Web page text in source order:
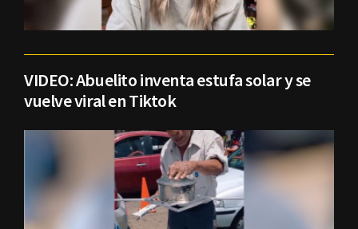
VIDEO: Abuelito inventa estufa solar y se
vuelve viral en Tiktok